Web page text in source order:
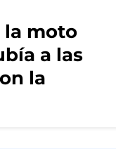
la moto
a las
la